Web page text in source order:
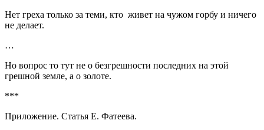
Нет греха только за теми, кто живет на чужом горбу и ничего
не делает.
…
Но вопрос то тут не о безгрешности последних на этой
грешной земле, а о золоте.
***
Приложение. Статья Е. Фатеева.